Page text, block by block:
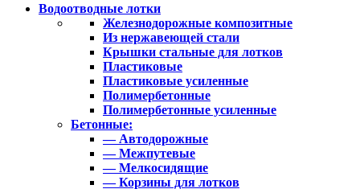
Водоотводные лотки
Железнодорожные композитные
Из нержавеющей стали
Крышки стальные для лотков
Пластиковые
Пластиковые усиленные
Полимербетонные
Полимербетонные усиленные
Бетонные:
— Автодорожные
— Межпутевые
— Мелкосидящие
— Корзины для лотков